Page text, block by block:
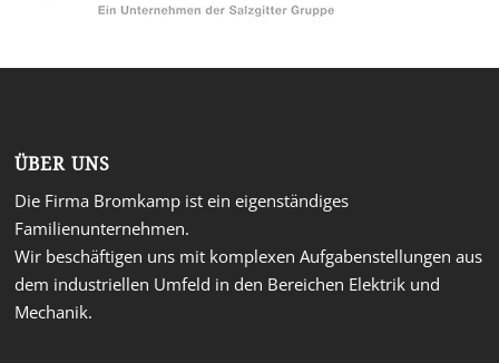
ÜBER UNS
Die Firma Bromkamp ist ein eigenständiges
Familienunternehmen.
Wir beschäftigen uns mit komplexen Aufgabenstellungen aus
dem industriellen Umfeld in den Bereichen Elektrik und
Mechanik.